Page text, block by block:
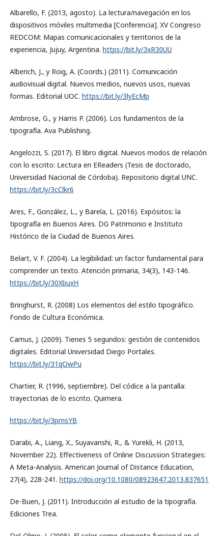
Albarello, F. (2013, agosto). La lectura/navegación en los
dispositivos móviles multimedia [Conferencia]. XV Congreso
REDCOM: Mapas comunicacionales y territorios de la
experiencia, Jujuy, Argentina. https://bit.ly/3xR30UU
Alberich, J., y Roig, A. (Coords.) (2011). Comunicación
audiovisual digital. Nuevos medios, nuevos usos, nuevas
formas. Editorial UOC. https://bit.ly/3lyEcMp
Ambrose, G., y Harris P. (2006). Los fundamentos de la
tipografía. Ava Publishing.
Angelozzi, S. (2017). El libro digital. Nuevos modos de relación
con lo escrito: Lectura en EReaders (Tesis de doctorado,
Universidad Nacional de Córdoba). Repositorio digital UNC.
https://bit.ly/3cClkr6
Ares, F., González, L., y Barela, L. (2016). Expósitos: la
tipografía en Buenos Aires. DG Patrimonio e Instituto
Histórico de la Ciudad de Buenos Aires.
Belart, V. F. (2004). La legibilidad: un factor fundamental para
comprender un texto. Atención primaria, 34(3), 143-146.
https://bit.ly/30XbuxH
Bringhurst, R. (2008) Los elementos del estilo tipográfico.
Fondo de Cultura Económica.
Camus, J. (2009). Tienes 5 segundos: gestión de contenidos
digitales. Editorial Universidad Diego Portales.
https://bit.ly/31qOwPu
Chartier, R. (1996, septiembre). Del códice a la pantalla:
trayectorias de lo escrito. Quimera.
https://bit.ly/3prnsYB
Darabi, A., Liang, X., Suyavanshi, R., & Yurekli, H. (2013,
November 22). Effectiveness of Online Discussion Strategies:
A Meta-Analysis. American Journal of Distance Education,
27(4), 228-241. https://doi.org/10.1080/08923647.2013.837651
De-Buen, J. (2011). Introducción al estudio de la tipografía.
Ediciones Trea.